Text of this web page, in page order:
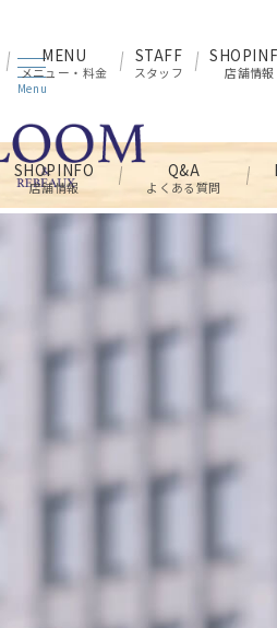
Menu
SHOPINFO
店舗情報
Q&A
よくある質問
MENU
メニュー・料金
STAFF
スタッフ 店舗情報